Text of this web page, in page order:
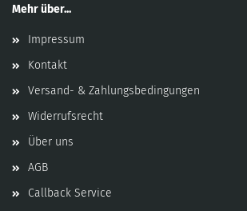
Mehr über...
Impressum
Kontakt
Versand- & Zahlungsbedingungen
Widerrufsrecht
Über uns
AGB
Callback Service